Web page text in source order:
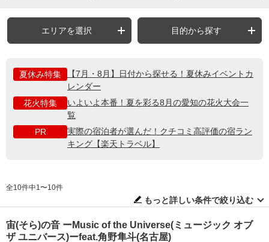
エリアを選択 目的から探す
夏休み特集
【7月・8月】日付から探せる！夏休みイベントカ
レンダー
花火特集
いよいよ本番！夏を彩る8月の愛知の花火大会一
覧
PR
実際の宿泊者が選んだ！クチコミ高評価の宿ラン
キング【楽天トラベル】
全10件中1〜10件
もっと詳しい条件で絞り込む
宙(そら)の音 ーMusic of the Universe(ミュージック オブ
ザ ユニバース)ーfeat.角野隼斗(名古屋)